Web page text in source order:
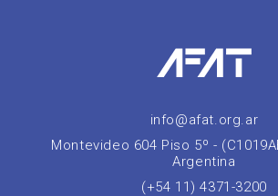
info@afat.org.ar
Montevideo 604 Piso 5º -
Argentina
(+54 11) 4371-3200